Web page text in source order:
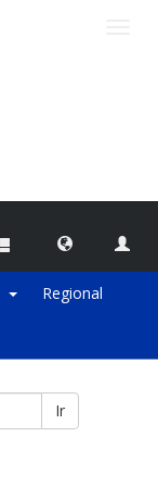
Regional
Ir